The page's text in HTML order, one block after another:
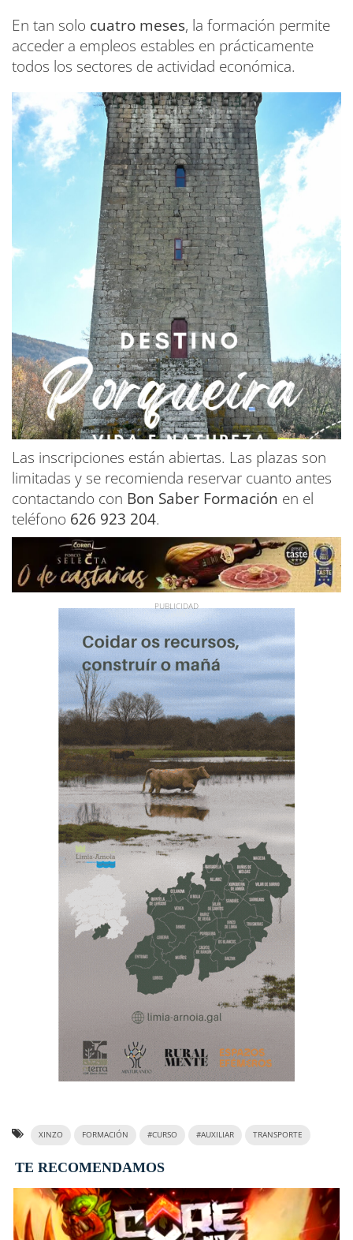
En tan solo cuatro meses, la formación permite
acceder a empleos estables en prácticamente
todos los sectores de actividad económica.
Las inscripciones están abiertas. Las plazas son
limitadas y se recomienda reservar cuanto antes
contactando con Bon Saber Formación en el
teléfono 626 923 204.
XINZO FORMACIÓN #CURSO #AUXILIAR TRANSPORTE
TE RECOMENDAMOS